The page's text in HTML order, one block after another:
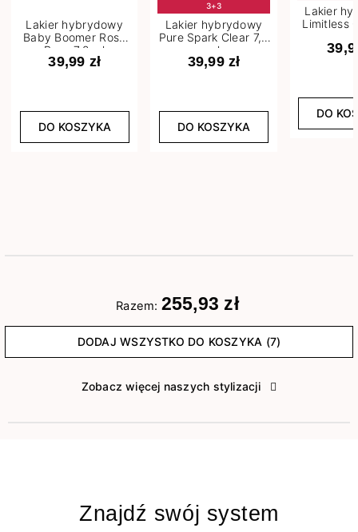
Lakier hybrydowy
Baby Boomer Rose
Base 7,2 ml
39,99 zł
DO KOSZYKA
3+3
Lakier hybrydowy
Pure Spark Clear 7,2
ml
39,99 zł
DO KOSZYKA
Lakier
Limitless
DO
Razem: 255,93 zł
DODAJ WSZYSTKO DO KOSZYKA (7)
Zobacz więcej naszych stylizacji
Znajdź swój system